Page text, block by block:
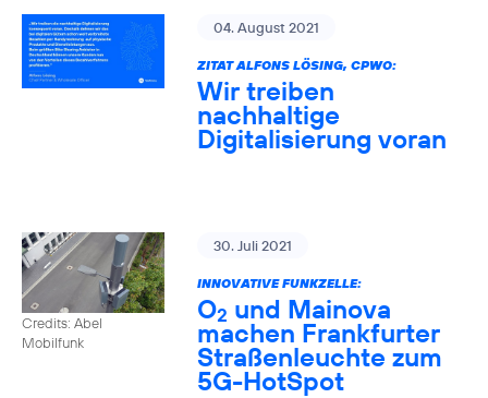
04. August 2021
ZITAT ALFONS LÖSING, CPWO:
Wir treiben
nachhaltige
Digitalisierung voran
Credits: Abel
Mobilfunk
30. Juli 2021
INNOVATIVE FUNKZELLE:
O2 und Mainova
machen Frankfurter
Straßenleuchte zum
5G-HotSpot